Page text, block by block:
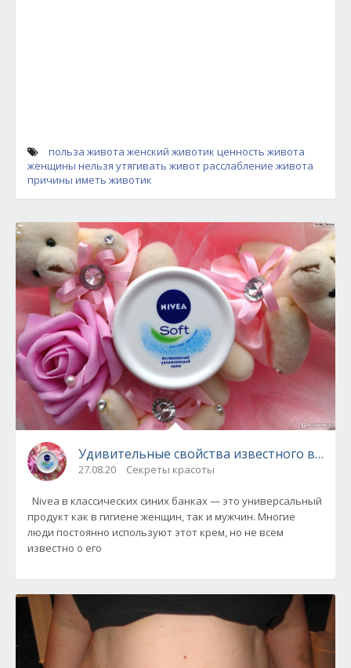
польза живота женский животик ценность живота
женщины нельзя утягивать животрасслабление живота
причины иметь животик
Удивительные свойства известного всем
27.08.20 Секреты красоты
Nivea в классических синих банках — это универсальный
продукт как в гигиене женщин, так и мужчин. Многие
люди постоянно используют этот крем, но не всем
известно о его